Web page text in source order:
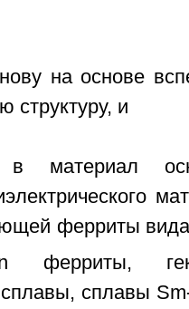
на основе
и
материал
ферриты
сплавы